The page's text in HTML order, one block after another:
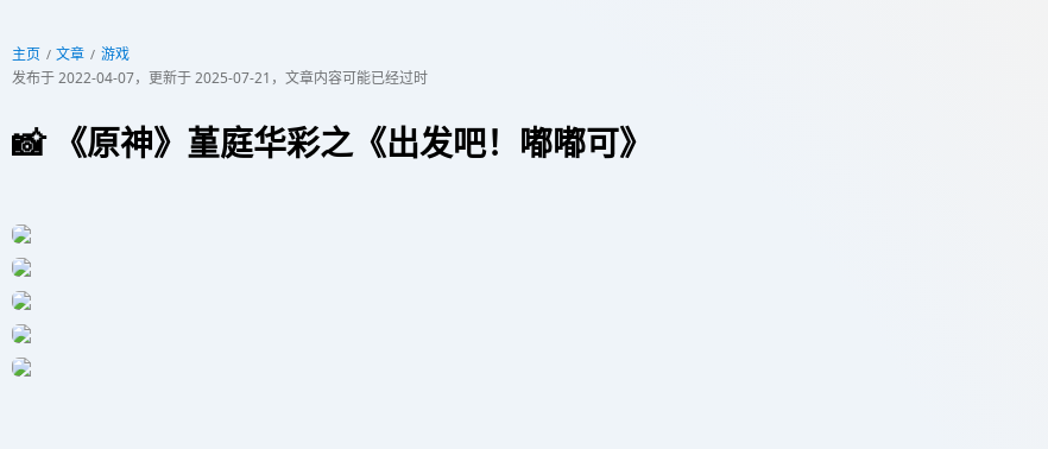
主页 文章
游戏
发布于2022-04-07，更新于2025-07-21 ，文章内容可能已经过时
📸 《原神》堇庭华彩之《出发吧！嘟嘟可》